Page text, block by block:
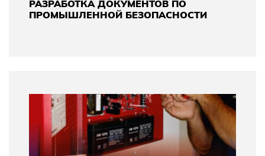
РАЗРАБОТКА ДОКУМЕНТОВ ПО
ПРОМЫШЛЕННОЙ БЕЗОПАСНОСТИ